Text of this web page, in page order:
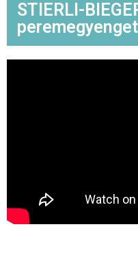
Bemutatkozás
STIERLI-